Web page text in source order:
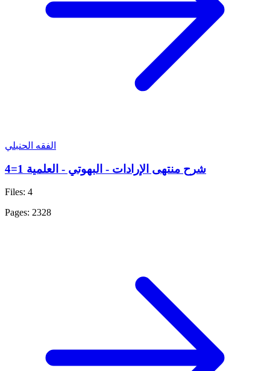
الفقه الحنبلي
شرح منتهى الإرادات - البهوتي - العلمية 1=4
Files: 4
Pages: 2328